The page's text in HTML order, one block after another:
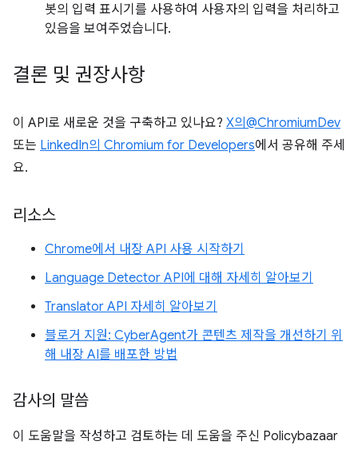
봇의 입력 표시기를 사용하여 사용자의 입력을 처리하고
있음을 보여주었습니다.
결론 및 권장사항
이 API로 새로운 것을 구축하고 있나요? X의@ChromiumDev
또는 LinkedIn의 Chromium for Developers에서 공유해 주세
요.
리소스
Chrome에서 내장 API 사용 시작하기
Language Detector API에 대해 자세히 알아보기
Translator API 자세히 알아보기
블로거 지원: CyberAgent가 콘텐츠 제작을 개선하기 위
해 내장 AI를 배포한 방법
감사의 말씀
이 도움말을 작성하고 검토하는 데 도움을 주신 Policybazaar